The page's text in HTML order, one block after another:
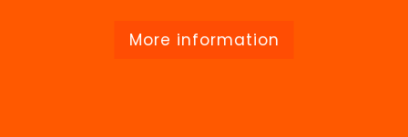
More information